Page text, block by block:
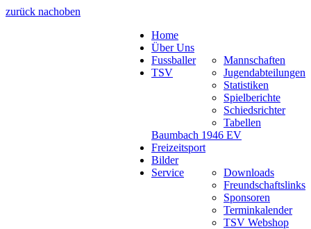
zurück nachoben
Home
Über Uns
Fussballer
Mannschaften
Jugendabteilungen
Statistiken
Spielberichte
Schiedsrichter
Tabellen
TSV
Baumbach 1946 EV
Freizeitsport
Bilder
Service
Downloads
Freundschaftslinks
Sponsoren
Terminkalender
TSV Webshop